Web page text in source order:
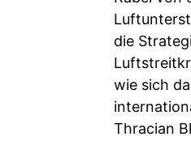
die
wie sich
Thracian